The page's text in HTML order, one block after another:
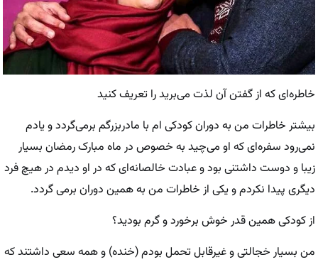
خاطره‌ای که از گفتن آن لذت می‌برید را تعریف کنید
بیشتر خاطرات من به دوران کودکی ام با مادربزرگم برمی‌گردد و یادم
نمی‌رود سفره‌ای که او می‌چید به خصوص در ماه مبارک رمضان بسیار
زیبا و دوست داشتنی بود و عبادت خالصانه‌ای که در او دیدم در هیچ فرد
دیگری پیدا نکردم و یکی از خاطرات من به همین دوران برمی گردد.
از کودکی همین قدر خوش برخورد و گرم بودید؟
من بسیار خجالتی و غیرقابل تحمل بودم (خنده) و همه سعی داشتند که